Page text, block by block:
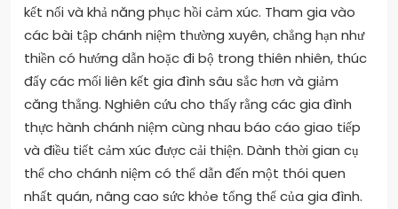
kết nối và khả năng phục hồi cảm xúc. Tham gia vào
các bài tập chánh niệm thường xuyên, chẳng hạn như
thiền có hướng dẫn hoặc đi bộ trong thiên nhiên, thúc
đẩy các mối liên kết gia đình sâu sắc hơn và giảm
căng thẳng. Nghiên cứu cho thấy rằng các gia đình
thực hành chánh niệm cùng nhau báo cáo giao tiếp
và điều tiết cảm xúc được cải thiện. Dành thời gian cụ
thể cho chánh niệm có thể dẫn đến một thói quen
nhất quán, nâng cao sức khỏe tổng thể của gia đình.